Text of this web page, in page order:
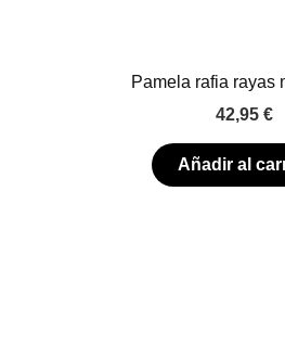
Pamela rafia rayas
42,95 €
Añadir al